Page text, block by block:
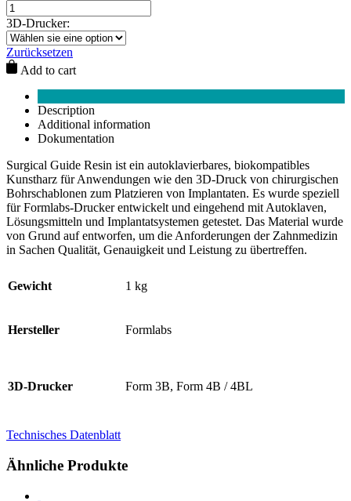
3D-Drucker:
Zurücksetzen
Add to cart
Description
Additional information
Dokumentation
Surgical Guide Resin ist ein autoklavierbares, biokompatibles
Kunstharz für Anwendungen wie den 3D-Druck von chirurgischen
Bohrschablonen zum Platzieren von Implantaten. Es wurde speziell
für Formlabs-Drucker entwickelt und eingehend mit Autoklaven,
Lösungsmitteln und Implantatsystemen getestet. Das Material wurde
von Grund auf entworfen, um die Anforderungen der Zahnmedizin
in Sachen Qualität, Genauigkeit und Leistung zu übertreffen.
Gewicht 1 kg
Hersteller Formlabs
3D-Drucker Form 3B, Form 4B / 4BL
Technisches Datenblatt
Ähnliche Produkte